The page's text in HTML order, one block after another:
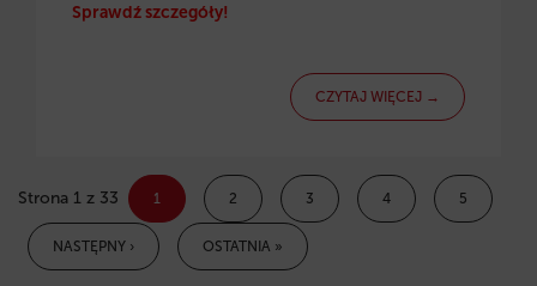
Sprawdź szczegóły!
CZYTAJ WIĘCEJ →
Strona 1 z 33 1 2 3 4 5
NASTĘPNY › OSTATNIA »